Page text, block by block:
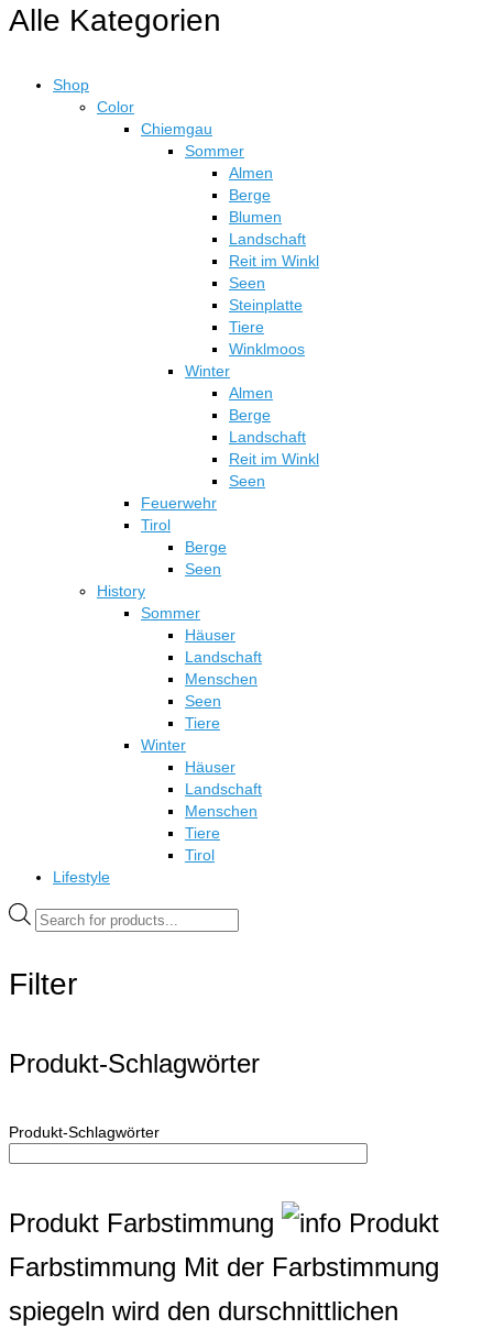
€324,50
der
Produktseite
gewählt
werden
Alle Kategorien
Shop
Color
Chiemgau
Sommer
Almen
Berge
Blumen
Landschaft
Reit im Winkl
Seen
Steinplatte
Tiere
Winklmoos
Winter
Almen
Berge
Landschaft
Reit im Winkl
Seen
Feuerwehr
Tirol
Berge
Seen
History
Sommer
Häuser
Landschaft
Menschen
Seen
Tiere
Winter
Häuser
Landschaft
Menschen
Tiere
Tirol
Lifestyle
Products
search
Filter
Produkt-Schlagwörter
Produkt-Schlagwörter
Produkt Farbstimmung
Produkt
Farbstimmung Mit der Farbstimmung
spiegeln wird den durschnittlichen